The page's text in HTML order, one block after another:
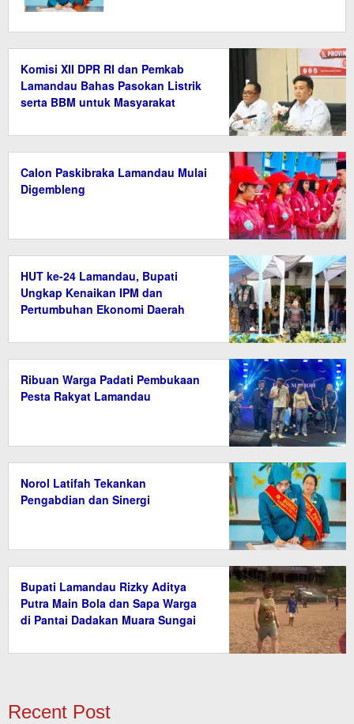
Komisi XII DPR RI dan Pemkab
Lamandau Bahas Pasokan Listrik
serta BBM untuk Masyarakat
Calon Paskibraka Lamandau Mulai
Digembleng
HUT ke-24 Lamandau, Bupati
Ungkap Kenaikan IPM dan
Pertumbuhan Ekonomi Daerah
Ribuan Warga Padati Pembukaan
Pesta Rakyat Lamandau
Norol Latifah Tekankan
Pengabdian dan Sinergi
Bupati Lamandau Rizky Aditya
Putra Main Bola dan Sapa Warga
di Pantai Dadakan Muara Sungai
Recent Post